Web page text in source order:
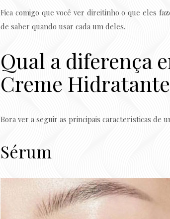
Fica comigo que você ver direitinho o que eles
de saber quando usar cada um deles.
Qual a diferença
Creme
Bora ver a seguir as principais características de
Sérum